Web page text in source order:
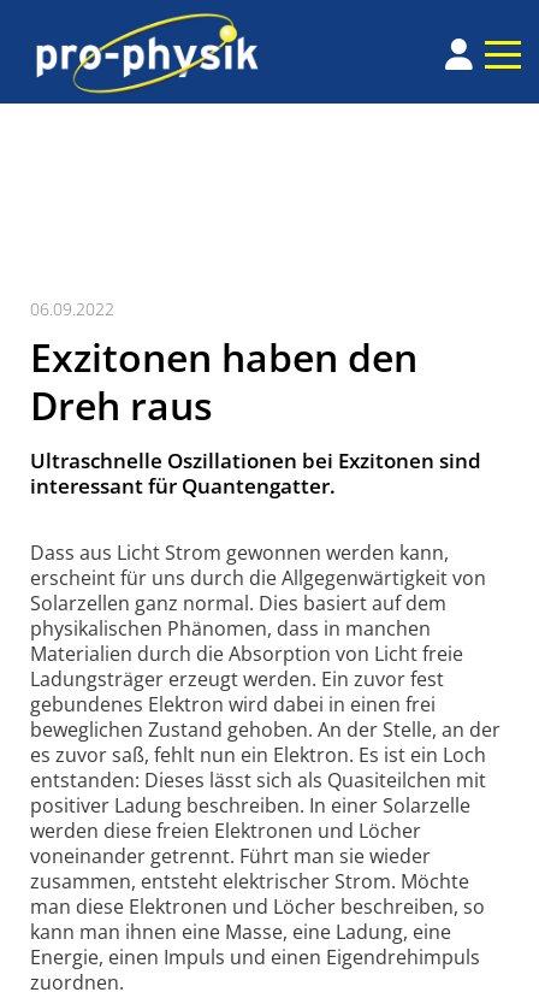
06.09.2022
Exzitonen haben den
Dreh raus
Ultraschnelle Oszillationen bei Exzitonen sind
interessant für Quantengatter.
Dass aus Licht Strom gewonnen werden kann,
erscheint für uns durch die Allgegen­wärtigkeit von
Solarzellen ganz normal. Dies basiert auf dem
physikalischen Phänomen, dass in manchen
Materialien durch die Absorption von Licht freie
Ladungsträger erzeugt werden. Ein zuvor fest
gebundenes Elektron wird dabei in einen frei
beweglichen Zustand gehoben. An der Stelle, an der
es zuvor saß, fehlt nun ein Elektron. Es ist ein Loch
entstanden: Dieses lässt sich als Quasi­teilchen mit
positiver Ladung beschreiben. In einer Solarzelle
werden diese freien Elektronen und Löcher
voneinander getrennt. Führt man sie wieder
zusammen, entsteht elektrischer Strom. Möchte
man diese Elektronen und Löcher beschreiben, so
kann man ihnen eine Masse, eine Ladung, eine
Energie, einen Impuls und einen Eigen­drehimpuls
zuordnen.